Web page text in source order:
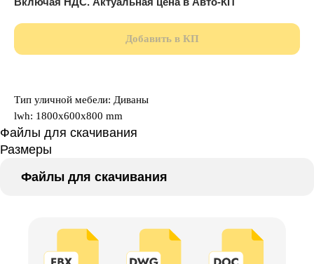
Добавить в КП
Тип уличной мебели: Диваны
lwh: 1800x600x800 mm
Файлы для скачивания
Размеры
Файлы для скачивания